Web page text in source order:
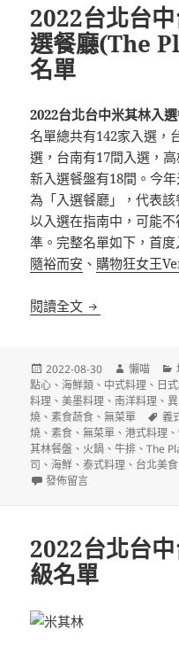
2022台北台
選餐廳(The
名單
2022台北台中米其林入
名單總共有142家入選，
選，台南有17間入選，
新入選餐盤有18間。今
為「入選餐廳」，代表
以入選在指南中，可能
準。完整名單如下，首
隨裕而安 、 購物狂女王
閱讀全文 2022台北台中
發
佈
日
期:
2022-08-30
作
者
懶喵
點心 、海鮮類 、 中式料理 、 日
料理 、美墨料理 、南洋料理 、
燒 、素食蔬食 、無菜單
標
籤
義
燒 、素食 、無菜單 、港式料理 、
其林餐盤 、 火鍋 、牛排 、The
司 、海鮮 、泰式料理 、 台北美食
在〈2022台北台中台南高雄
發佈留言
2022台北台
級名單